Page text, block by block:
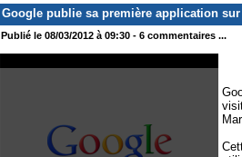
Google publie sa première application
Publié le 08/03/2012 à 09:30 - 6 commentaires ...